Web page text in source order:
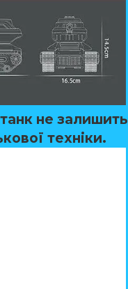
не залишить
техніки.